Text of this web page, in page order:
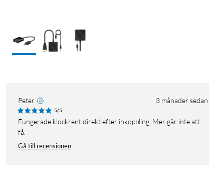
Peter 3 månader sedan
5/5
Fungerade klockrent direkt efter inkoppling. Mer går inte att
få.
Gå till recensionen